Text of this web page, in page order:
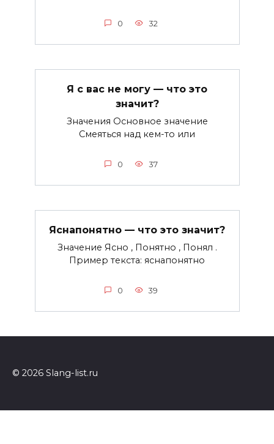
0 32
Я с вас не могу — что это
значит?
Значения Основное значение
Смеяться над кем-то или
0 37
Яснапонятно — что это значит?
Значение Ясно , Понятно , Понял .
Пример текста: яснапонятно
0 39
© 2026 Slang-list.ru